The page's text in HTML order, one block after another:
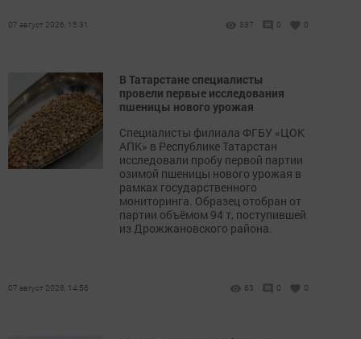
07 август 2026, 15:31 337 0 0
В Татарстане специалисты
провели первые исследования
пшеницы нового урожая
Специалисты филиала ФГБУ «ЦОК
АПК» в Республике Татарстан
исследовали пробу первой партии
озимой пшеницы нового урожая в
рамках государственного
мониторинга. Образец отобран от
партии объёмом 94 т, поступившей
из Дрожжановского района.
07 август 2026, 14:56 63 0 0